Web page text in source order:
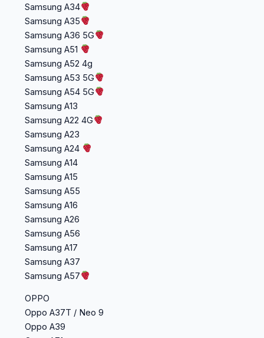
Samsung A34
Samsung A35
Samsung A36 5G
Samsung A51
Samsung A52 4g
Samsung A53 5G
Samsung A54 5G
Samsung A13
Samsung A22 4G
Samsung A23
Samsung A24
Samsung A14
Samsung A15
Samsung A55
Samsung A16
Samsung A26
Samsung A56
Samsung A17
Samsung A37
Samsung A57
OPPO
Oppo A37T / Neo 9
Oppo A39